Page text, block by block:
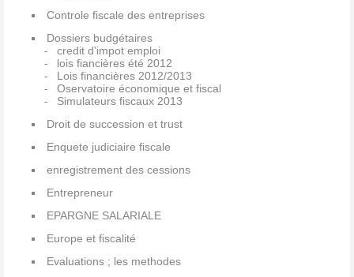
Controle fiscale des entreprises
Dossiers budgétaires
credit d'impot emploi
lois fiancières été 2012
Lois financières 2012/2013
Oservatoire économique et fiscal
Simulateurs fiscaux 2013
Droit de succession et trust
Enquete judiciaire fiscale
enregistrement des cessions
Entrepreneur
EPARGNE SALARIALE
Europe et fiscalité
Evaluations ; les methodes